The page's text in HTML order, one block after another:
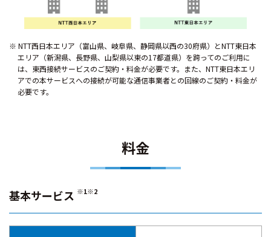
NTT西日本エリア（富山県、岐阜県、静岡県以西の30府県）とNTT東日本
エリア（新潟県、長野県、山梨県以東の17都道県）を跨ってのご利用に
は、東西接続サービスのご契約・料金が必要です。また、NTT東日本エリ
アでの本サービスへの接続が可能な通信事業者との回線のご契約・料金が
必要です。
料金
基本サービス ※1※2